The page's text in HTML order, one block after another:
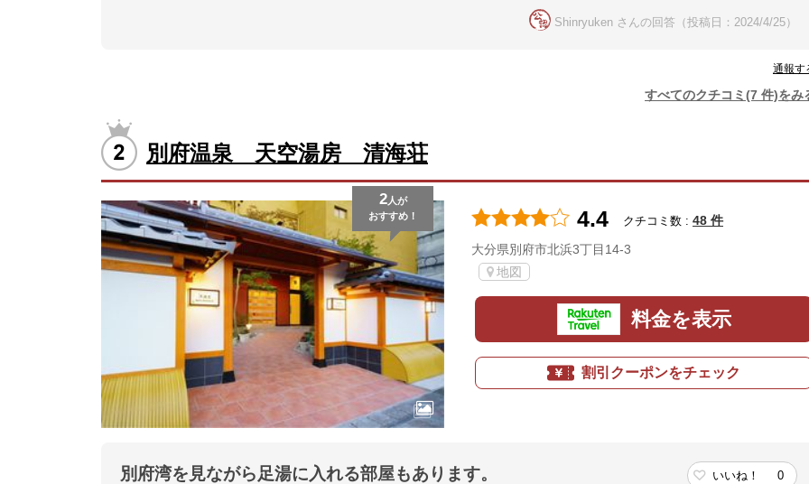
Shinryuken さんの回答（投稿日：2024/4/25）
通報す
すべてのクチコミ(7 件)をみ
別府温泉 天空湯房 清海荘
2人が
おすすめ！
4.4 クチコミ数 : 48 件
大分県別府市北浜3丁目14-3
地図
料金を表示
割引クーポンをチェック
別府湾を見ながら足湯に入れる部屋もあります。 いいね！ 0